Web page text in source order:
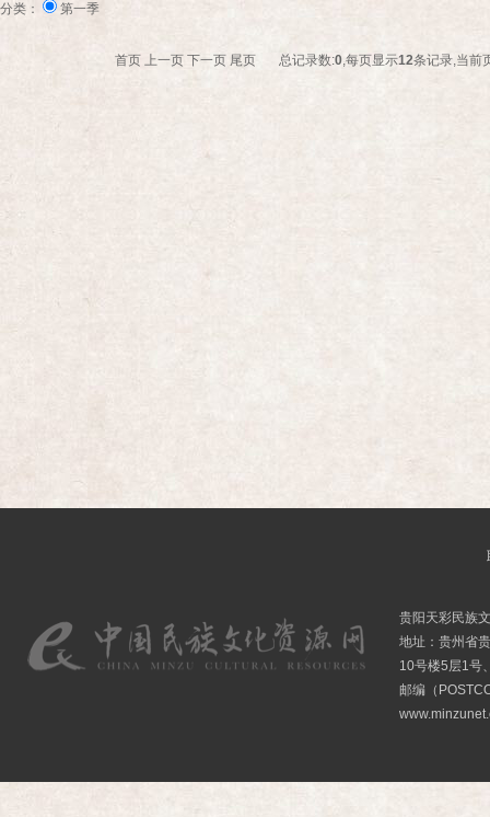
分类： 第一季
首页 上一页 下一页 尾页 总记录数:0,每页显示12条记录,当前
贵阳天彩民族
地址：贵州省
10号楼5层1号
邮编（